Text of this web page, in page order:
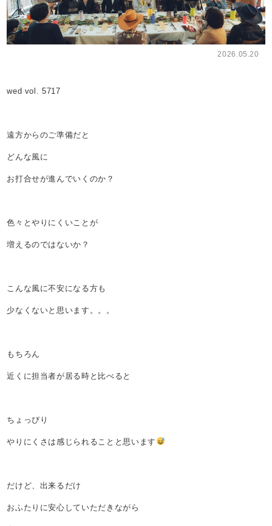
2026.05.20
wed vol. 5717
遠方からのご準備だと
どんな風に
お打合せが進んでいくのか？
色々とやりにくいことが
増えるのではないか？
こんな風に不安になる方も
少なくないと思います。。。
もちろん
近くに担当者が居る時と比べると
ちょっぴり
やりにくさは感じられることと思います
だけど、出来るだけ
おふたりに安心していただきながら